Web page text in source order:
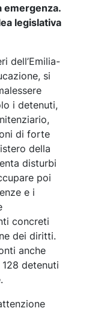
emergenza.
legislativa
dell’Emilia-
si
i detenuti,
di forte
della
disturbi
poi
e i
concreti
dei diritti.
anche
detenuti